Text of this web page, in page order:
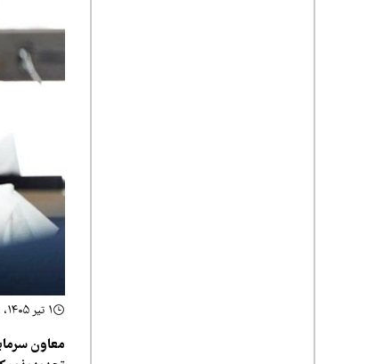
۱ تیر ۱۴۰۵، ۹:۵۱
معاون